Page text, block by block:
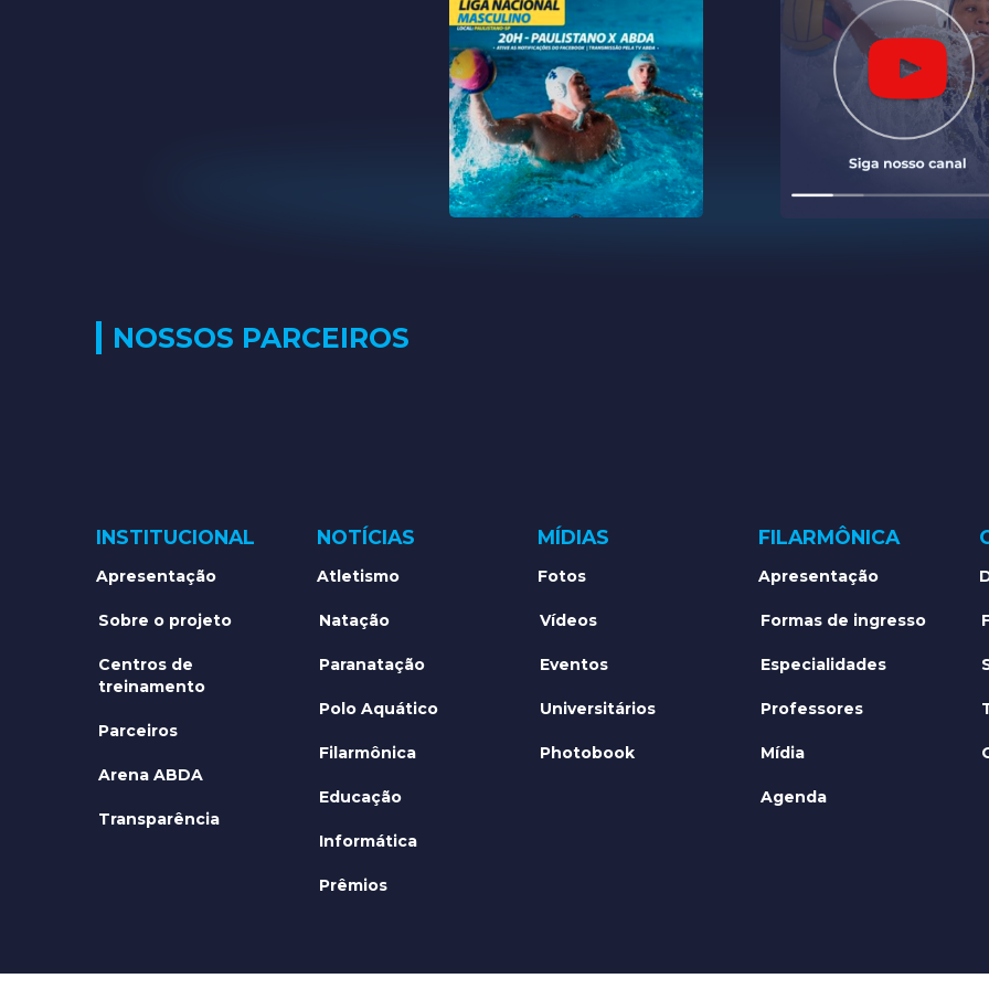
NOSSOS PARCEIROS
INSTITUCIONAL
Apresentação
Sobre o projeto
Centros de
treinamento
Parceiros
Arena ABDA
Transparência
NOTÍCIAS
Atletismo
Natação
Paranatação
Polo Aquático
Filarmônica
Educação
Informática
Prêmios
MÍDIAS
Fotos
Vídeos
Eventos
Universitários
Photobook
FILARMÔNICA
Apresentação
Formas de ingresso
Especialidades
Professores
Mídia
Agenda